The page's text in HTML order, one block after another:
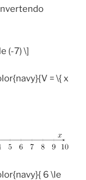
(-7) \]
= \{ x
6 \le